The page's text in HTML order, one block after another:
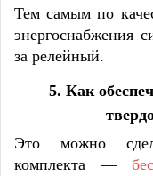
Тем самым по
энергоснабжения
за релейный.
5. Как
Это можно
комплекта —